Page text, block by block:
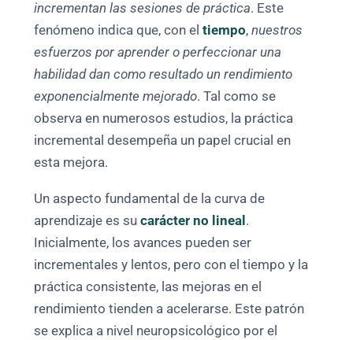
incrementan las sesiones de práctica. Este
fenómeno indica que, con eltiempo,nuestros
esfuerzos por aprender o perfeccionar una
habilidad dan como resultado un rendimiento
exponencialmente mejorado. Tal como se
observa en numerosos estudios, la práctica
incremental desempeña un papel crucial en
esta mejora.
Un aspecto fundamental de la curva de
aprendizaje es sucarácter no lineal .
Inicialmente, los avances pueden ser
incrementales y lentos, pero con el tiempo y la
práctica consistente, las mejoras en el
rendimiento tienden a acelerarse. Este patrón
se explica a nivel neuropsicológico por el